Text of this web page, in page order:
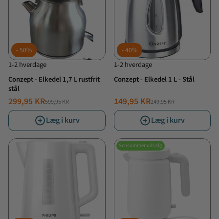
50%
1-2 hverdage
Conzept - Elkedel 1,7 L rustfrit
stål
NORMALPRIS599,95 KR
TILBUDSPRIS
299,95 KR
Læg i kurv
40%
1-2 hverdage
Conzept - Elkedel 1 L - Stål
NORMALPRIS249,95 KR
TILBUDSPRIS
149,95 KR
Læg i kurv
Sensommer udsalg